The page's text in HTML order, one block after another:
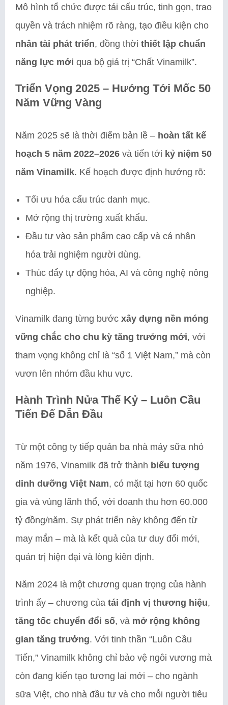
Mô hình tổ chức được tái cấu trúc, tinh gọn, trao
quyền và trách nhiệm rõ ràng, tạo điều kiện cho
nhân tài phát triển, đồng thời thiết lập chuẩn
năng lực mới qua bộ giá trị “Chất Vinamilk”.
Triển Vọng 2025 – Hướng Tới Mốc 50
Năm Vững Vàng
Năm 2025 sẽ là thời điểm bản lề – hoàn tất kế
hoạch 5 năm 2022–2026 và tiến tới kỷ niệm 50
năm Vinamilk. Kế hoạch được định hướng rõ:
Tối ưu hóa cấu trúc danh mục.
Mở rộng thị trường xuất khẩu.
Đầu tư vào sản phẩm cao cấp và cá nhân
hóa trải nghiệm người dùng.
Thúc đẩy tự động hóa, AI và công nghệ nông
nghiệp.
Vinamilk đang từng bước xây dựng nền móng
vững chắc cho chu kỳ tăng trưởng mới, với
tham vọng không chỉ là “số 1 Việt Nam,” mà còn
vươn lên nhóm đầu khu vực.
Hành Trình Nửa Thế Kỷ – Luôn Cầu
Tiến Để Dẫn Đầu
Từ một công ty tiếp quản ba nhà máy sữa nhỏ
năm 1976, Vinamilk đã trở thành biểu tượng
dinh dưỡng Việt Nam, có mặt tại hơn 60 quốc
gia và vùng lãnh thổ, với doanh thu hơn 60.000
tỷ đồng/năm. Sự phát triển này không đến từ
may mắn – mà là kết quả của tư duy đổi mới,
quản trị hiện đại và lòng kiên định.
Năm 2024 là một chương quan trọng của hành
trình ấy – chương của tái định vị thương hiệu,
tăng tốc chuyển đổi số, và mở rộng không
gian tăng trưởng. Với tinh thần “Luôn Cầu
Tiến,” Vinamilk không chỉ bảo vệ ngôi vương mà
còn đang kiến tạo tương lai mới – cho ngành
sữa Việt, cho nhà đầu tư và cho mỗi người tiêu